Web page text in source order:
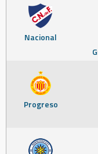
Nacional
Progreso